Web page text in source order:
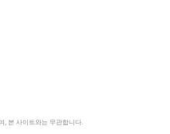
, 본 사이트와는 무관합니다.